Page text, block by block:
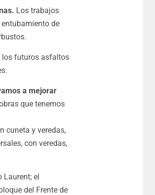
Los trabajos
de
los futuros asfaltos
a mejorar
que tenemos
cuneta y veredas,
con veredas,
Laurent; el
del Frente de